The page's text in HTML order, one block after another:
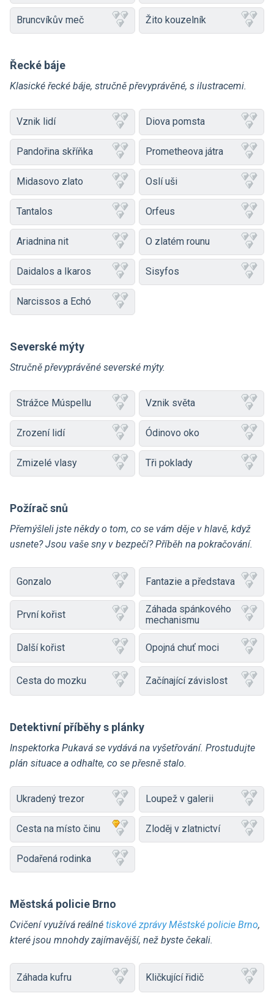
Bruncvíkův meč Žito kouzelník
Řecké báje
Klasické řecké báje, stručně převyprávěné, s ilustracemi.
Vznik lidí Diova pomsta
Pandořina skříňka Prometheova játra
Midasovo zlato Oslí uši
Tantalos Orfeus
Ariadnina nit O zlatém rounu
Daidalos a Ikaros Sisyfos
Narcissos a Echó
Severské mýty
Stručně převyprávěné severské mýty.
Strážce Múspellu Vznik světa
Zrození lidí Ódinovo oko
Zmizelé vlasy Tři poklady
Požírač snů
Přemýšleli jste někdy o tom, co se vám děje v hlavě, když
usnete? Jsou vaše sny v bezpečí? Příběh na pokračování.
Gonzalo Fantazie a představa
První kořist
Záhada spánkového
mechanismu
Další kořist Opojná chuť moci
Cesta do mozku Začínající závislost
Detektivní příběhy s plánky
Inspektorka Pukavá se vydává na vyšetřování. Prostudujte
plán situace a odhalte, co se přesně stalo.
Ukradený trezor Loupež v galerii
Cesta na místo činu Zloděj v zlatnictví
Podařená rodinka
Městská policie Brno
Cvičení využívá reálné tiskové zprávy Městské policie Brno,
které jsou mnohdy zajímavější, než byste čekali.
Záhada kufru Kličkující řidič